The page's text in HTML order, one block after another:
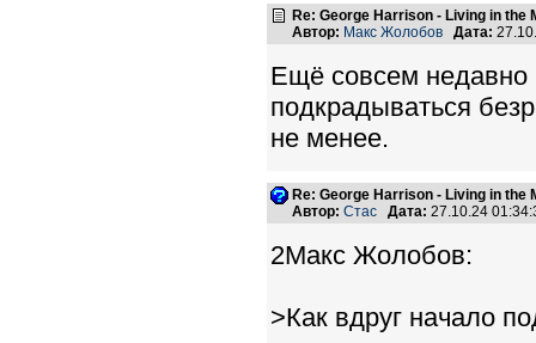
Re: George Harrison - Living in the
Автор: Макс Жолобов Дата:
Ещё совсем недавно
подкрадываться
не менее.
Re: George Harrison - Living in the
Автор: Стас Дата: 27.10.24
2Макс Жолобов:
>Как вдруг начало